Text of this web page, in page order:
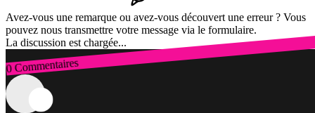
Avez-vous une remarque ou avez-vous découvert une erreur ? Vous
pouvez nous transmettre votre message via le formulaire.
La discussion est chargée...
0 Commentaires
Connexion